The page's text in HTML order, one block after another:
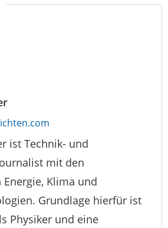
ist Technik- und
mit den
Klima und
Grundlage hierfür ist
Physiker und eine